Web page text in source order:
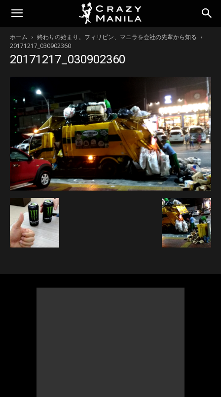
ホーム
終わりの始まり。フィリピン、マニラを会社の先輩から知る
20171217_030902360
20171217_030902360